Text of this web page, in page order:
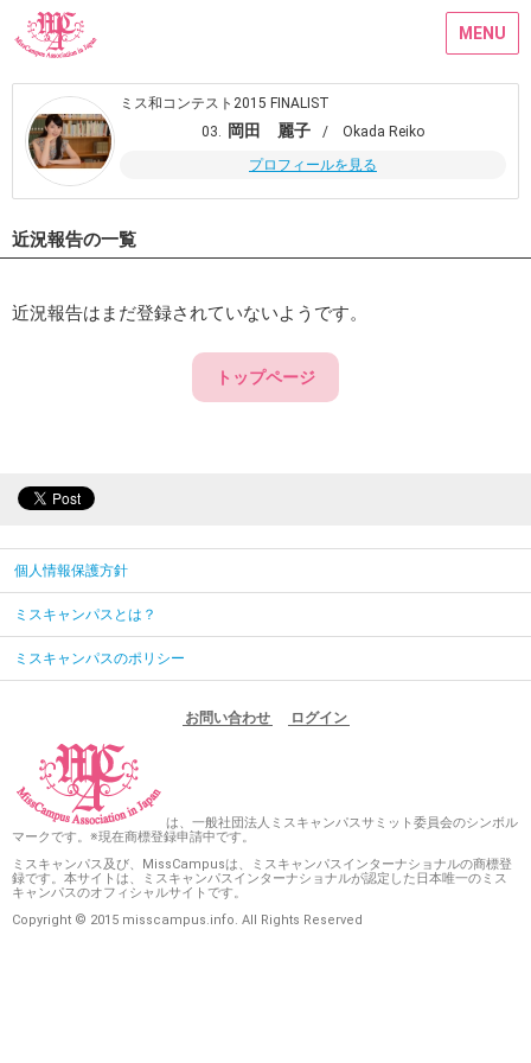
MENU
ミス和コンテスト2015 FINALIST
03. 岡田 麗子
/ Okada Reiko
プロフィールを見る
近況報告の一覧
近況報告はまだ登録されていないようです。
トップページ
個人情報保護方針
ミスキャンパスとは？
ミスキャンパスのポリシー
お問い合わせ ログイン
は、一般社団法人ミスキャンパスサミット委員会のシンボル
マークです。※現在商標登録申請中です。
ミスキャンパス及び、MissCampusは、ミスキャンパスインターナショナルの商標登
録です。本サイトは、ミスキャンパスインターナショナルが認定した日本唯一のミス
キャンパスのオフィシャルサイトです。
Copyright © 2015 misscampus.info. All Rights Reserved